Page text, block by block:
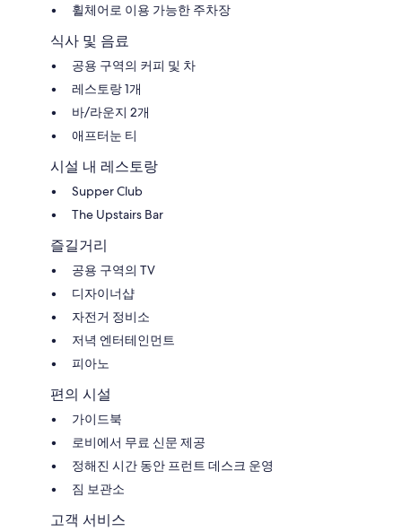
휠체어로 이용 가능한 주차장
식사 및 음료
공용 구역의 커피 및 차
레스토랑 1개
바/라운지 2개
애프터눈 티
시설 내 레스토랑
Supper Club
The Upstairs Bar
즐길거리
공용 구역의 TV
디자이너샵
자전거 정비소
저녁 엔터테인먼트
피아노
편의 시설
가이드북
로비에서 무료 신문 제공
정해진 시간 동안 프런트 데스크 운영
짐 보관소
고객 서비스